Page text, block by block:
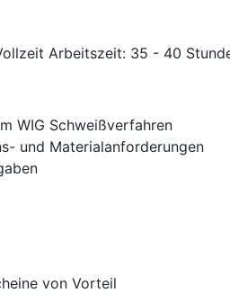
Arbeitszeit: 35 - 40
WIG Schweißverfahren
und Materialanforderungen
von Vorteil